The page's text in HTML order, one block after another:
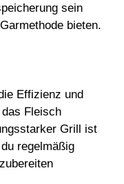
sein
bieten.
Effizienz und
Fleisch
Grill ist
regelmäßig